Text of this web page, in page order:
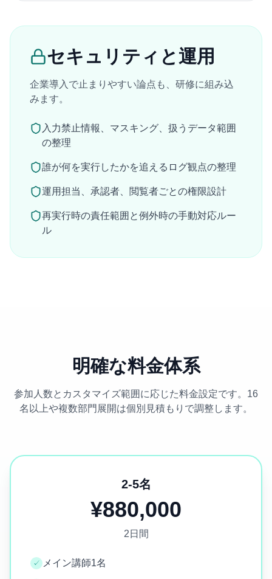
セキュリティと運用
企業導入で止まりやすい論点も、研修に組み込
みます。
入力禁止情報、マスキング、扱うデータ範囲
の整理
誰が何を実行したかを追えるログ観点の整理
運用担当、承認者、閲覧者ごとの権限設計
再実行時の責任範囲と例外時の手動対応ルー
ル
明確な料金体系
参加人数とカスタマイズ範囲に応じた料金設定です。16
名以上や複数部門展開は個別見積もりで調整します。
2-5名
¥880,000
2日間
✓ メイン講師1名